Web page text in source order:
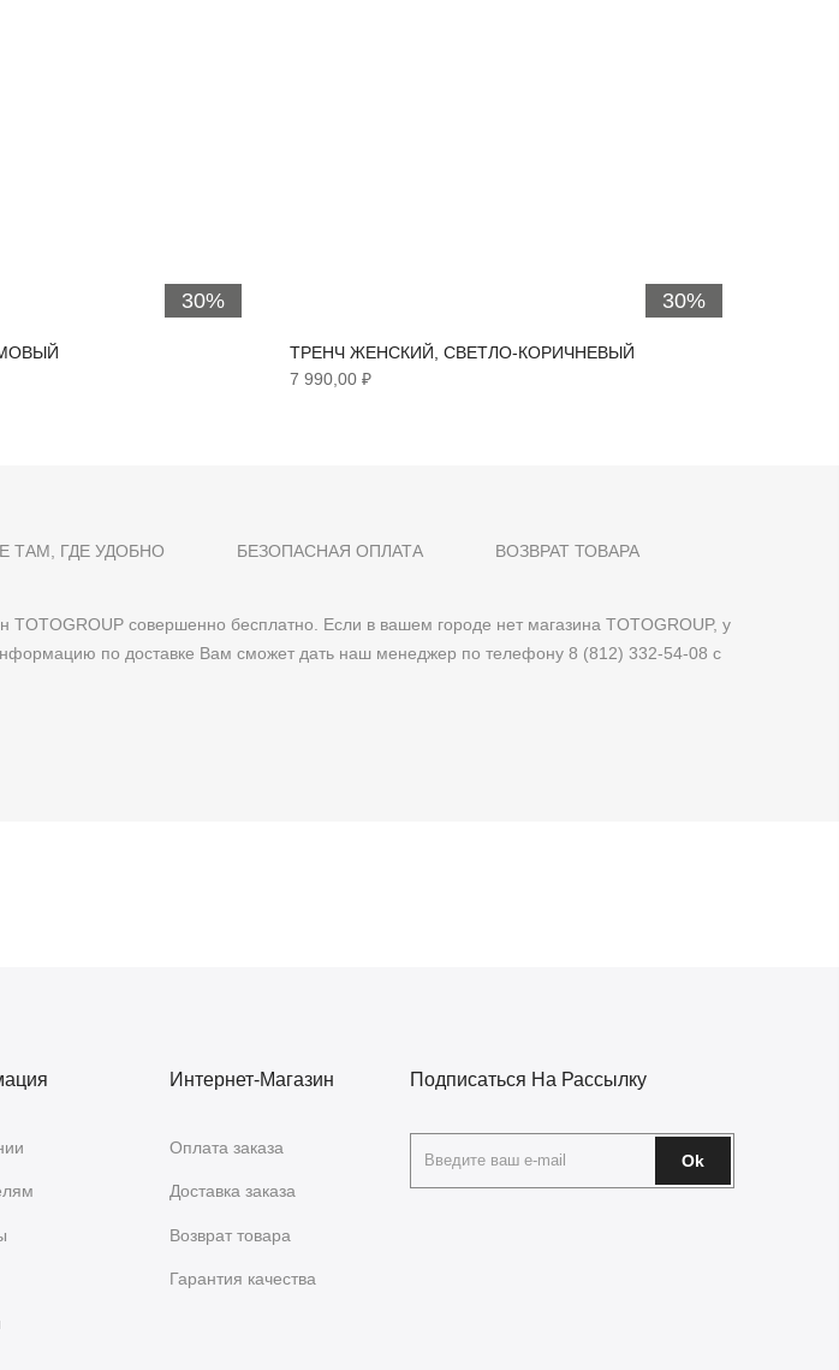
30% 30%
ТРЕНЧ ЖЕНСКИЙ, СВЕТЛО-КОРИЧНЕВЫЙ
7 990,00 ₽
совершенно бесплатно. Если в вашем городе нет магазина TOTOGROUP, у
по доставке Вам сможет дать наш менеджер по телефону 8 (812) 332-54-08 с
ТАМ, ГДЕ УДОБНО БЕЗОПАСНАЯ ОПЛАТА ВОЗВРАТ ТОВАРА
Интернет-Магазин
Оплата заказа
Доставка заказа
Возврат товара
Гарантия качества
Подписаться На Рассылку
Ok